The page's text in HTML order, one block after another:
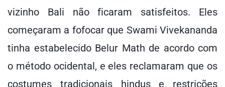
vizinho Bali não ficaram satisfeitos. Eles
começaram a fofocar que Swami Vivekananda
tinha estabelecido Belur Math de acordo com
o método ocidental, e eles reclamaram que os
costumes tradicionais hindus e restrições